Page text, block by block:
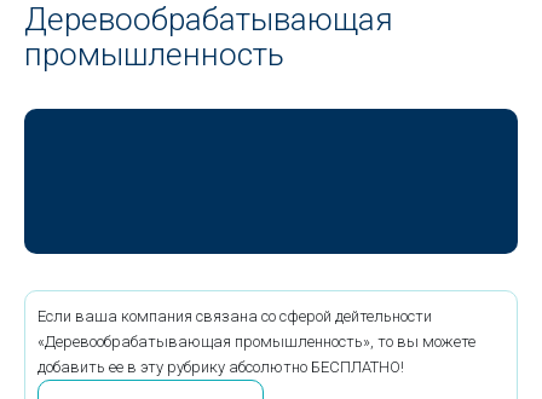
Деревообрабатывающая
промышленность
Если ваша компания связана со сферой дейтельности
«Деревообрабатывающая промышленность», то вы можете
добавить ее в эту рубрику абсолютно БЕСПЛАТНО!